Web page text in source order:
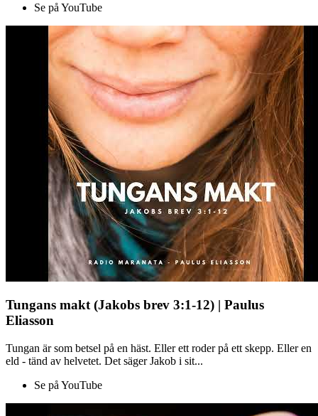
Se på YouTube
Tungans makt (Jakobs brev 3:1-12) | Paulus
Eliasson
Tungan är som betsel på en häst. Eller ett roder på ett skepp. Eller en
eld - tänd av helvetet. Det säger Jakob i sit...
Se på YouTube